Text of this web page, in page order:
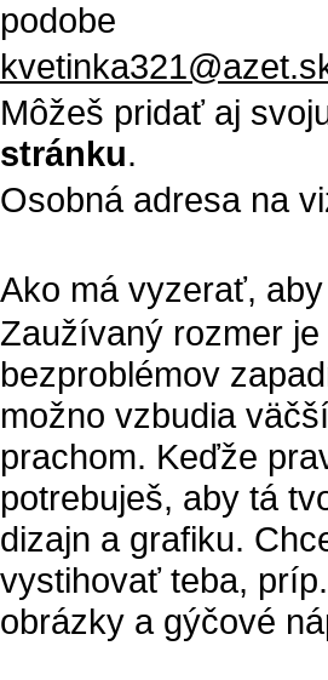
podobe
Môžeš pridať aj
stránku.
Osobná adresa na
Ako má vyzerať,
Zaužívaný rozmer
bezproblémov
možno vzbudia
prachom. Keďže
potrebuješ, aby tá
dizajn a grafiku.
vystihovať teba,
obrázky a gýčové